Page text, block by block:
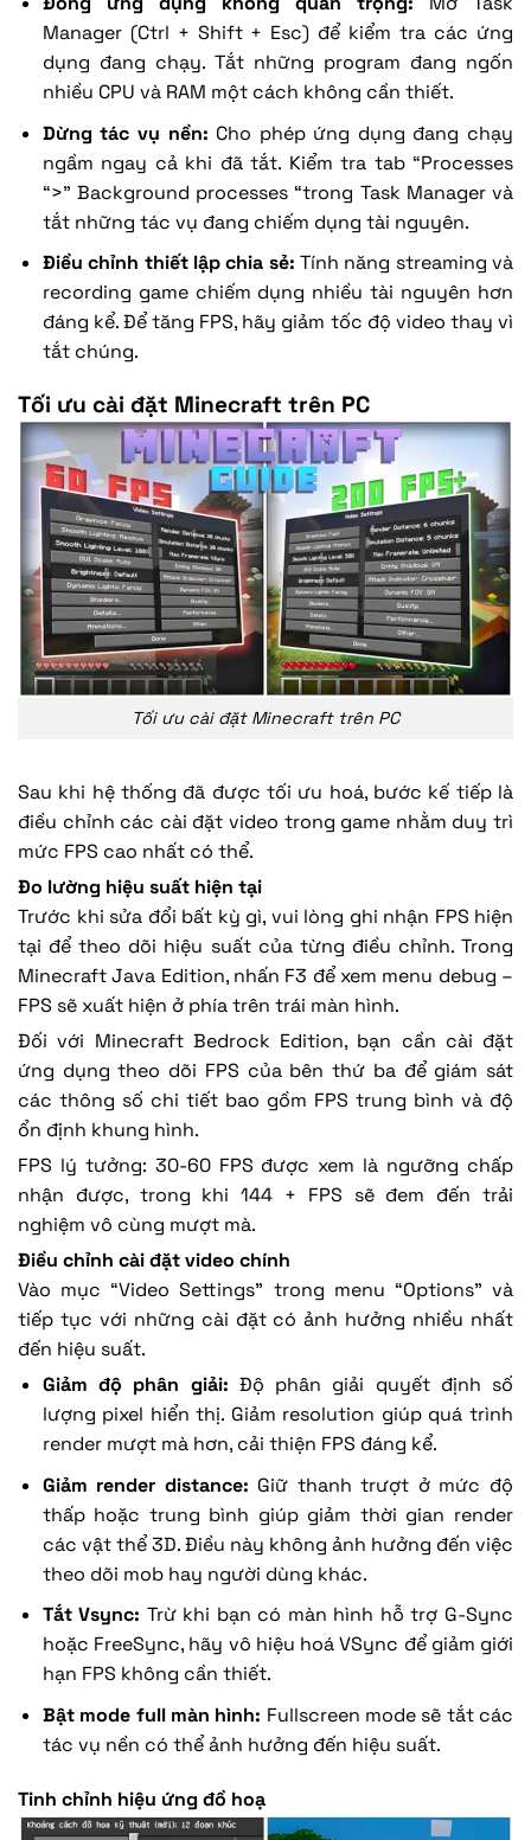
Manager (Ctrl + Shift + Esc) để kiểm tra các ứng
dụng đang chạy. Tắt những program đang ngốn
nhiều CPU và RAM một cách không cần thiết.
Dừng tác vụ nền: Cho phép ứng dụng đang chạy
ngầm ngay cả khi đã tắt. Kiểm tra tab “Processes
“>” Background processes “trong Task Manager và
tắt những tác vụ đang chiếm dụng tài nguyên.
Điều chỉnh thiết lập chia sẻ: Tính năng streaming và
recording game chiếm dụng nhiều tài nguyên hơn
đáng kể. Để tăng FPS, hãy giảm tốc độ video thay vì
tắt chúng.
Tối ưu cài đặt Minecraft trên PC
Tối ưu cài đặt Minecraft trên PC
Sau khi hệ thống đã được tối ưu hoá, bước kế tiếp là
điều chỉnh các cài đặt video trong game nhằm duy trì
mức FPS cao nhất có thể.
Đo lường hiệu suất hiện tại
Trước khi sửa đổi bất kỳ gì, vui lòng ghi nhận FPS hiện
tại để theo dõi hiệu suất của từng điều chỉnh. Trong
Minecraft Java Edition, nhấn F3 để xem menu debug –
FPS sẽ xuất hiện ở phía trên trái màn hình.
Đối với Minecraft Bedrock Edition, bạn cần cài đặt
ứng dụng theo dõi FPS của bên thứ ba để giám sát
các thông số chi tiết bao gồm FPS trung bình và độ
ổn định khung hình.
FPS lý tưởng: 30-60 FPS được xem là ngưỡng chấp
nhận được, trong khi 144 + FPS sẽ đem đến trải
nghiệm vô cùng mượt mà.
Điều chỉnh cài đặt video chính
Vào mục “Video Settings” trong menu “Options” và
tiếp tục với những cài đặt có ảnh hưởng nhiều nhất
đến hiệu suất.
Giảm độ phân giải: Độ phân giải quyết định số
lượng pixel hiển thị. Giảm resolution giúp quá trình
render mượt mà hơn, cải thiện FPS đáng kể.
Giảm render distance: Giữ thanh trượt ở mức độ
thấp hoặc trung bình giúp giảm thời gian render
các vật thể 3D. Điều này không ảnh hưởng đến việc
theo dõi mob hay người dùng khác.
Tắt Vsync: Trừ khi bạn có màn hình hỗ trợ G-Sync
hoặc FreeSync, hãy vô hiệu hoá VSync để giảm giới
hạn FPS không cần thiết.
Bật mode full màn hình: Fullscreen mode sẽ tắt các
tác vụ nền có thể ảnh hưởng đến hiệu suất.
Tinh chỉnh hiệu ứng đồ hoạ